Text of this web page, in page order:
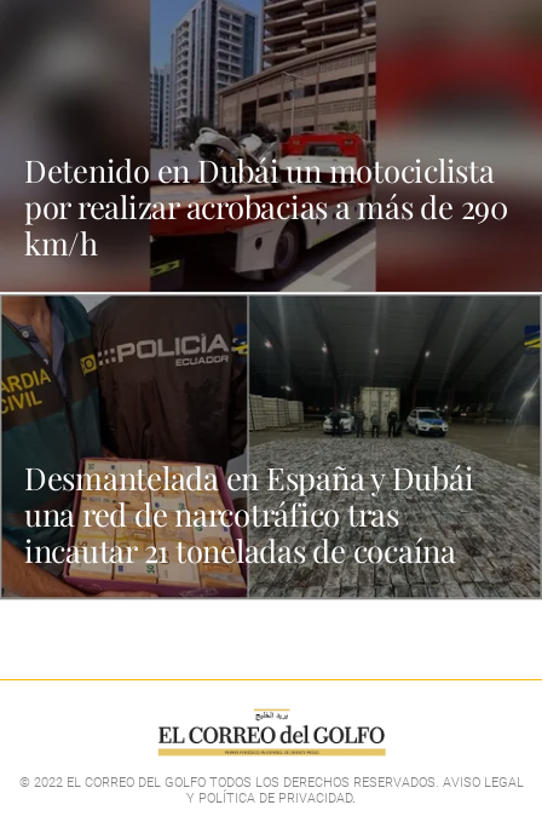
Detenido en Dubái un motociclista
por realizar acrobacias a más de 290
km/h
Desmantelada en España y Dubái
una red de narcotráfico tras
incautar 21 toneladas de cocaína
© 2022 EL CORREO DEL GOLFO TODOS LOS DERECHOS RESERVADOS. AVISO LEGAL
Y POLÍTICA DE PRIVACIDAD.